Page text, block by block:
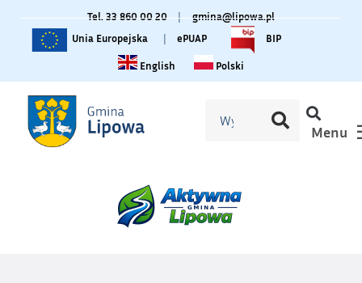
Tel. 33 860 00 20 |
gmina@lipowa.pl
Unia Europejska
| ePUAP
BIP
Change language to English
English Zmiana języka na polski
Polski
Menu